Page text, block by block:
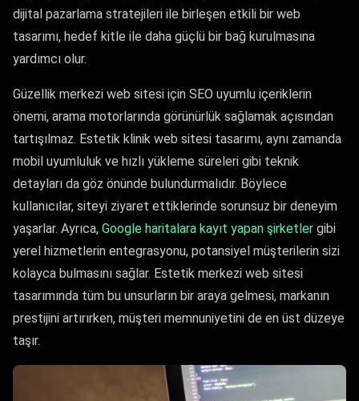
dijital pazarlama stratejileri ile birleşen etkili bir web
tasarımı, hedef kitle ile daha güçlü bir bağ kurulmasına
yardımcı olur.
Güzellik merkezi web sitesi için SEO uyumlu içeriklerin
önemi, arama motorlarında görünürlük sağlamak açısından
tartışılmaz. Estetik klinik web sitesi tasarımı, aynı zamanda
mobil uyumluluk ve hızlı yükleme süreleri gibi teknik
detayları da göz önünde bulundurmalıdır. Böylece
kullanıcılar, siteyi ziyaret ettiklerinde sorunsuz bir deneyim
yaşarlar. Ayrıca, Google haritalara kayıt yapan şirketler gibi
yerel hizmetlerin entegrasyonu, potansiyel müşterilerin sizi
kolayca bulmasını sağlar. Estetik merkezi web sitesi
tasarımında tüm bu unsurların bir araya gelmesi, markanın
prestijini artırırken, müşteri memnuniyetini de en üst düzeye
taşır.